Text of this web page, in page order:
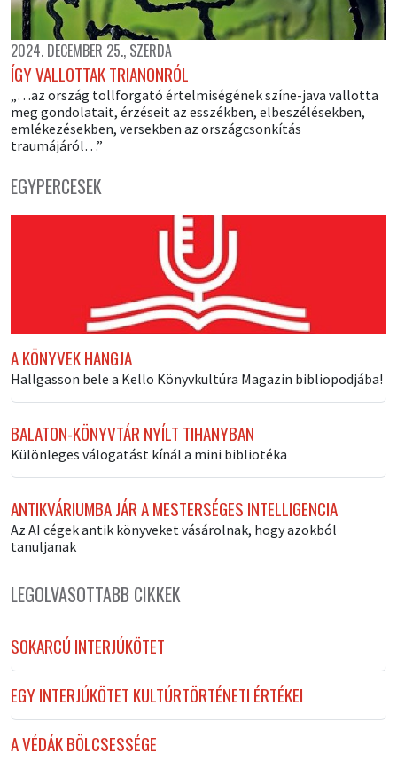
2024. DECEMBER 25., SZERDA
ÍGY VALLOTTAK TRIANONRÓL
„…az ország tollforgató értelmiségének színe-java vallotta
meg gondolatait, érzéseit az esszékben, elbeszélésekben,
emlékezésekben, versekben az országcsonkítás
traumájáról…”
EGYPERCESEK
A KÖNYVEK HANGJA
Hallgasson bele a Kello Könyvkultúra Magazin bibliopodjába!
BALATON-KÖNYVTÁR NYÍLT TIHANYBAN
Különleges válogatást kínál a mini bibliotéka
ANTIKVÁRIUMBA JÁR A MESTERSÉGES INTELLIGENCIA
Az AI cégek antik könyveket vásárolnak, hogy azokból
tanuljanak
LEGOLVASOTTABB CIKKEK
SOKARCÚ INTERJÚKÖTET
EGY INTERJÚKÖTET KULTÚRTÖRTÉNETI ÉRTÉKEI
A VÉDÁK BÖLCSESSÉGE